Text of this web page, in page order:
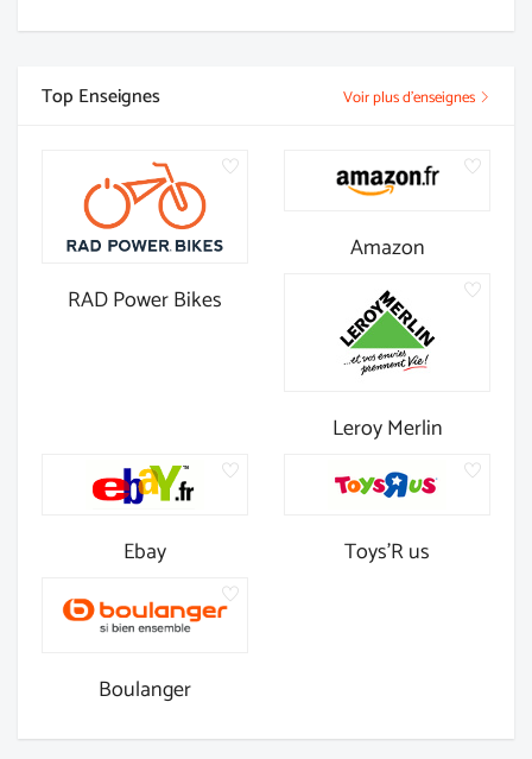
Top Enseignes Voir plus d'enseignes
RAD Power Bikes
Amazon
Leroy Merlin
Ebay Toys'R us
Boulanger